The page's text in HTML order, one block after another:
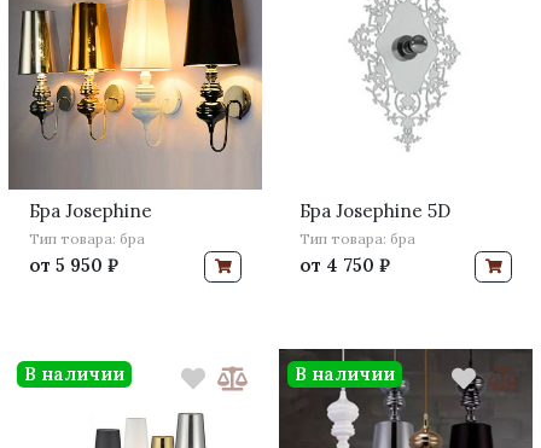
Бра Josephine
Тип товара: бра
от 5 950 ₽
Бра Josephine 5D
Тип товара: бра
от 4 750 ₽
В наличии В наличии